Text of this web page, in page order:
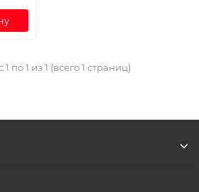
по 1 из 1 (всего 1 страниц)